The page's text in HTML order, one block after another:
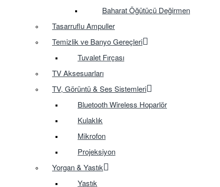
Baharat Öğütücü Değirmen
Tasarruflu Ampuller
Temizlik ve Banyo Gereçleri
Tuvalet Fırçası
TV Aksesuarları
TV, Görüntü & Ses Sistemleri
Bluetooth Wireless Hoparlör
Kulaklık
Mikrofon
Projeksiyon
Yorgan & Yastık
Yastık